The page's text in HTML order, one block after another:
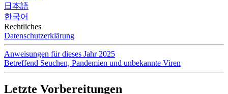
日本語
한국어
Rechtliches
Datenschutzerklärung
Anweisungen für dieses Jahr 2025
Betreffend Seuchen, Pandemien und unbekannte Viren
Letzte Vorbereitungen